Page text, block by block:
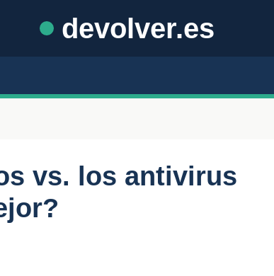
devolver.es
vs. los antivirus